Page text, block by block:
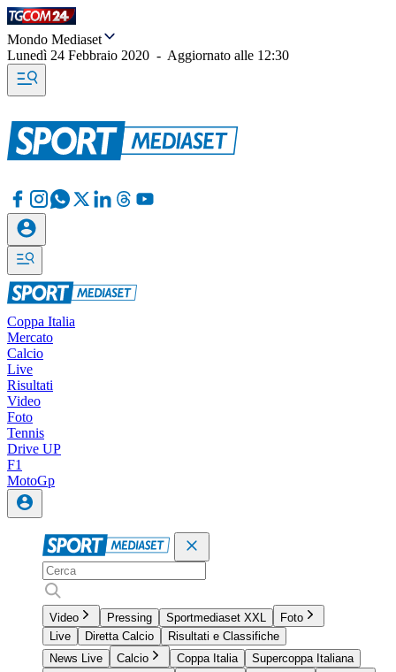
Mondo Mediaset
Lunedì 24 Febbraio 2020 - Aggiornato alle 12:30
Coppa Italia
Mercato
Calcio
Live
Risultati
Video
Foto
Tennis
Drive UP
F1
MotoGp
Video Pressing Sportmediaset XXL
Foto
Live
Diretta Calcio
Risultati e Classifiche
News Live
Calcio Coppa Italia
Supercoppa Italiana